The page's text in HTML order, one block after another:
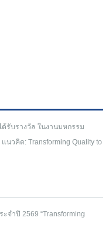
รับรางวัล ในงานมหกรรม
นวคิด: Transforming Quality to
จำปี 2569 “Transforming